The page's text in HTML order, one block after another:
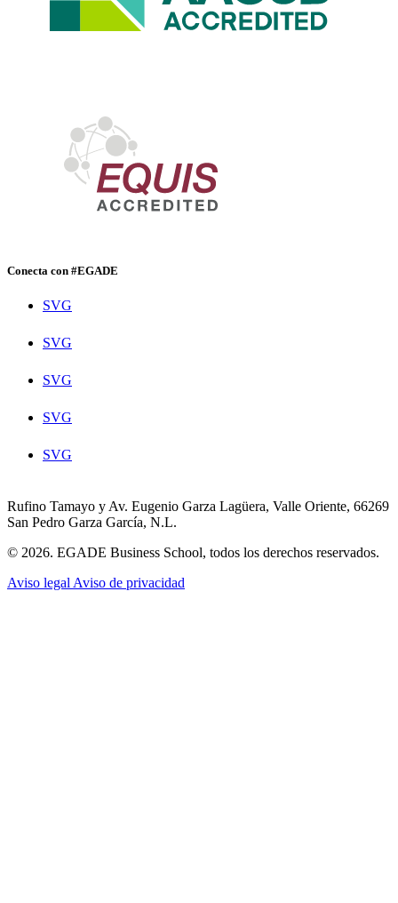
Conecta con #EGADE
SVG
SVG
SVG
SVG
SVG
Rufino Tamayo y Av. Eugenio Garza Lagüera, Valle Oriente, 66269
San Pedro Garza García, N.L.
© 2026. EGADE Business School, todos los derechos reservados.
Aviso legal Aviso de privacidad